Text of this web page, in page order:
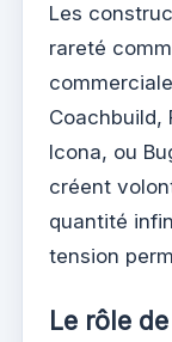
Les
rareté
Coachbuild,
Icona, ou
créent
quantité
tension
Le rôle